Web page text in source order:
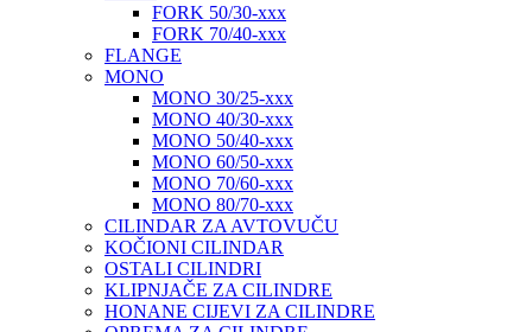
FORK 50/30-xxx
FORK 70/40-xxx
FLANGE
MONO
MONO 30/25-xxx
MONO 40/30-xxx
MONO 50/40-xxx
MONO 60/50-xxx
MONO 70/60-xxx
MONO 80/70-xxx
CILINDAR ZA AVTOVUČU
KOČIONI CILINDAR
OSTALI CILINDRI
KLIPNJAČE ZA CILINDRE
HONANE CIJEVI ZA CILINDRE